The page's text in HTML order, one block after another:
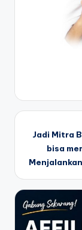
Jadi Mitra
bisa